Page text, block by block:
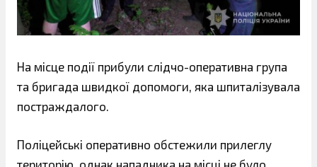
На місце події прибули слідчо-оперативна група
та бригада швидкої допомоги, яка шпиталізувала
постраждалого.
Поліцейські оперативно обстежили прилеглу
територію, однак нападника на місці не було.